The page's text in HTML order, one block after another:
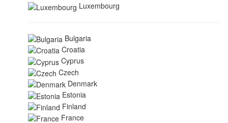
Luxembourg
Bulgaria
Croatia
Cyprus
Czech
Denmark
Estonia
Finland
France